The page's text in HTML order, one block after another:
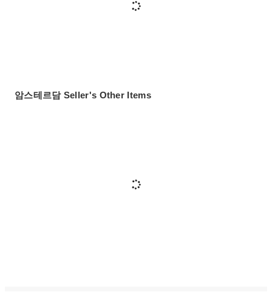
암스테르담 Seller's Other Items